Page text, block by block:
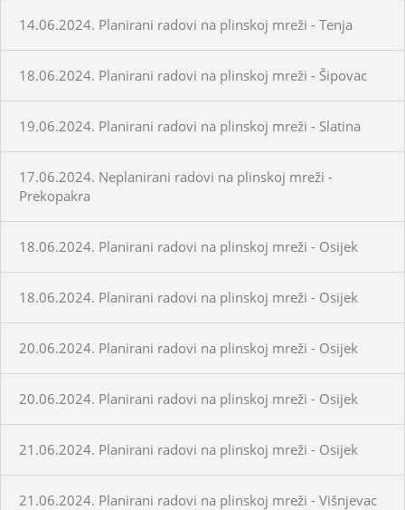
14.06.2024. Planirani radovi na plinskoj mreži - Tenja
18.06.2024. Planirani radovi na plinskoj mreži - Šipovac
19.06.2024. Planirani radovi na plinskoj mreži - Slatina
17.06.2024. Neplanirani radovi na plinskoj mreži -
Prekopakra
18.06.2024. Planirani radovi na plinskoj mreži - Osijek
18.06.2024. Planirani radovi na plinskoj mreži - Osijek
20.06.2024. Planirani radovi na plinskoj mreži - Osijek
20.06.2024. Planirani radovi na plinskoj mreži - Osijek
21.06.2024. Planirani radovi na plinskoj mreži - Osijek
21.06.2024. Planirani radovi na plinskoj mreži - Višnjevac